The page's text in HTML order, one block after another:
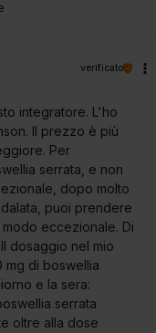
verificato
integratore. L'ho
Il prezzo è più
Per
serrata, e non
dopo molto
puoi prendere
modo eccezionale. Di
dosaggio nel mio
mg di boswellia
e la sera:
serrata
oltre alla dose